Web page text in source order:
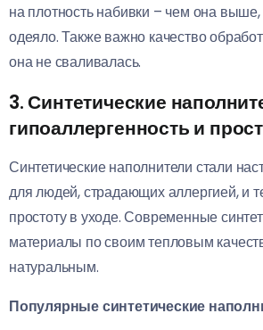
на плотность набивки – чем она выше,
одеяло. Также важно качество
она не сваливалась.
3. Синтетические
гипоаллергенность и
Синтетические наполнители стали
для людей, страдающих аллергией, и
простоту в уходе. Современные
материалы по своим тепловым
натуральным.
Популярные синтетические